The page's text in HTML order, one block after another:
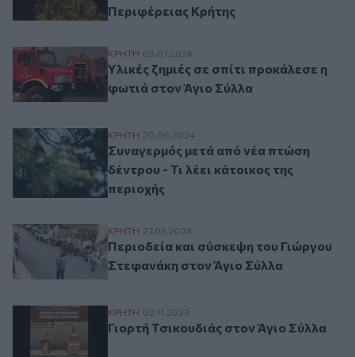
Περιφέρειας Κρήτης
Υλικές ζημιές σε σπίτι προκάλεσε η
ΚΡΗΤΗ 03.07.2024
Υλικές ζημιές σε σπίτι προκάλεσε η
φωτιά στον Άγιο Σύλλα
Συναγερμός μετά από νέα πτώση δέντρου
ΚΡΗΤΗ 20.06.2024
Συναγερμός μετά από νέα πτώση
δέντρου - Τι λέει κάτοικος της
περιοχής
Περιοδεία και σύσκεψη του Γιώργου
ΚΡΗΤΗ 27.05.2024
Περιοδεία και σύσκεψη του Γιώργου
Στεφανάκη στον Άγιο Σύλλα
Γιορτή Τσικουδιάς στον Άγιο Σύλλα
ΚΡΗΤΗ 02.11.2023
Γιορτή Τσικουδιάς στον Άγιο Σύλλα